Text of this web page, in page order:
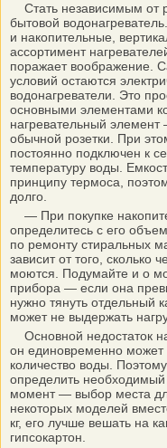
Cтать независимым от
бытовой
и накопительные,
ассортимент
поражает
условий остаются
водонагреватели. Это
основными элементами
нагревательный
обычной розетки. При
постоянно подключен к
температуру воды.
принципу термоса,
долго.
— При покупке
определитесь с его
по ремонту стиральных
зависит от того, сколько
моются. Подумайте и о
прибора — если она
нужно тянуть отдельный
может не выдержать
Основной недостаток
он единовременно может
количество воды.
определить
момент — выбор места
некоторых моделей
кг, его лучше вешать на
гипсокартон.